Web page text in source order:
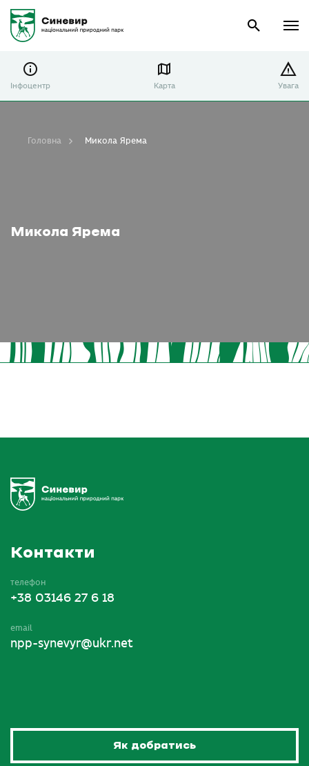
Інфоцентр Карта Увага
Микола Ярема
Головна Микола Ярема
Контакти
телефон
+38 03146 27 6 18
email
npp-synevyr@ukr.net
Як добратись